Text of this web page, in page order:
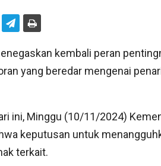
kembali peran
yang beredar mengenai
ini, Minggu (10/11/2024)
keputusan untuk
terkait.